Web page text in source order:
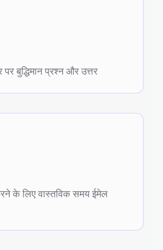
बुद्धिमान प्रश्न और उत्तर
के लिए वास्तविक समय ईमेल